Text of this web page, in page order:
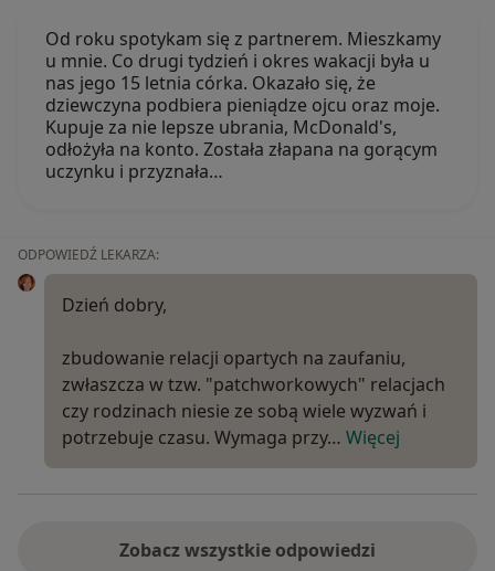
Od roku spotykam się z partnerem. Mieszkamy
u mnie. Co drugi tydzień i okres wakacji była u
nas jego 15 letnia córka. Okazało się, że
dziewczyna podbiera pieniądze ojcu oraz moje.
Kupuje za nie lepsze ubrania, McDonald's,
odłożyła na konto. Została złapana na gorącym
uczynku i przyznała…
ODPOWIEDŹ LEKARZA:
Dzień dobry,
zbudowanie relacji opartych na zaufaniu,
zwłaszcza w tzw. "patchworkowych" relacjach
czy rodzinach niesie ze sobą wiele wyzwań i
potrzebuje czasu. Wymaga przy… Więcej
Zobacz wszystkie odpowiedzi